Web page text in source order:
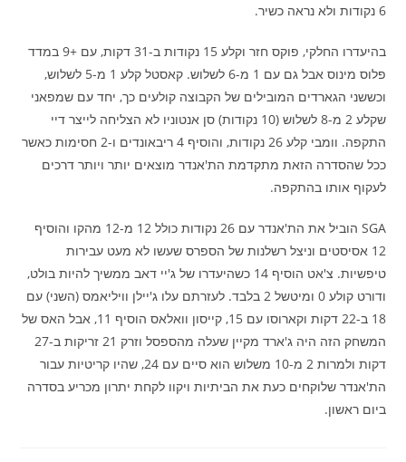
6 נקודות ולא נראה כשיר.
בהיעדרו החלקי, פוקס חזר וקלע 15 נקודות ב-31 דקות, עם +9 במדד
פלוס מינוס אבל גם עם 1 מ-6 לשלוש. קאסטל קלע 1 מ-5 לשלוש,
וכששני הגארדים המובילים של הקבוצה קולעים כך, יחד עם שמפאני
שקלע 2 מ-8 לשלוש (10 נקודות) סן אנטוניו לא הצליחה לייצר דיי
התקפה. וומבי קלע 26 נקודות, והוסיף 4 ריבאונדים ו-2 חסימות כאשר
ככל שהסדרה הזאת מתקדמת הת'אנדר מוצאים יותר ויותר דרכים
לעקוף אותו בהתקפה.
SGA הוביל את הת'אנדר עם 26 נקודות כולל 12 מ-12 מהקו והוסיף
12 אסיסטים וניצל רשלנות של הספרס שעשו לא מעט עבירות
טיפשיות. צ'אט הוסיף 14 כשהיעדרו של ג'יי דאב ממשיך להיות בולט,
ודורט קולע 0 ומיטשל 2 בלבד. לעזרתם עלו ג'יילן וויליאמס (השני) עם
18 ב-22 דקות וקארוסו עם 15, קייסון וואלאס הוסיף 11, אבל האס של
המשחק הזה היה ג'ארד מקיין שעלה מהספסל וזרק 21 זריקות ב-27
דקות ולמרות 2 מ-10 משלוש הוא סיים עם 24, שהיו קריטיות עבור
הת'אנדר שלוקחים כעת את הביתיות ויקוו לקחת יתרון מכריע בסדרה
ביום ראשון.